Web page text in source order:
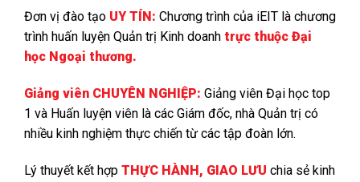
Đơn vị đào tạo UY TÍN: Chương trình của iEIT là chương
trình huấn luyện Quản trị Kinh doanh trực thuộc Đại
học Ngoại thương.
Giảng viên CHUYÊN NGHIỆP: Giảng viên Đại học top
1 và Huấn luyện viên là các Giám đốc, nhà Quản trị có
nhiều kinh nghiệm thực chiến từ các tập đoàn lớn.
Lý thuyết kết hợp THỰC HÀNH, GIAO LƯU chia sẻ kinh